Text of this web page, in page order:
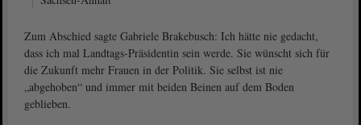
Zum Abschied sagte Gabriele Brakebusch: Ich hätte nie gedacht,
dass ich mal Landtags-Präsidentin sein werde. Sie wünscht sich für
die Zukunft mehr Frauen in der Politik. Sie selbst ist nie
„abgehoben“ und immer mit beiden Beinen auf dem Boden
geblieben.